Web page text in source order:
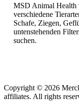
MSD Animal Health
verschiedene
Schafe, Ziegen,
untenstehenden
suchen.
Copyright © 2026
affiliates. All rights